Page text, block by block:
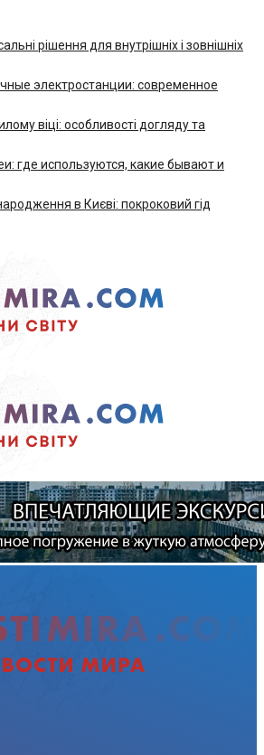
рішення для внутрішніх і зовнішніх
электростанции: современное
віці: особливості догляду та
где используются, какие бывают и
в Києві: покроковий гід